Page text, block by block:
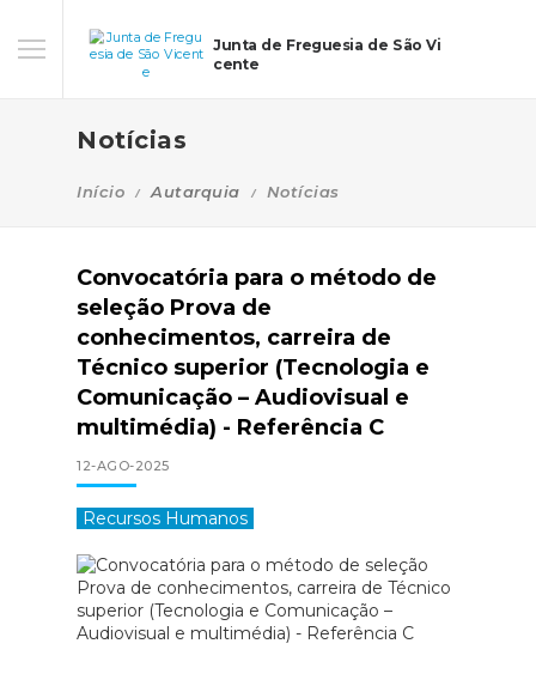
Junta de Freguesia de São Vi
cente
Notícias
Início Autarquia Notícias
Convocatória para o método de
seleção Prova de
conhecimentos, carreira de
Técnico superior (Tecnologia e
Comunicação – Audiovisual e
multimédia) - Referência C
12-AGO-2025
Recursos Humanos